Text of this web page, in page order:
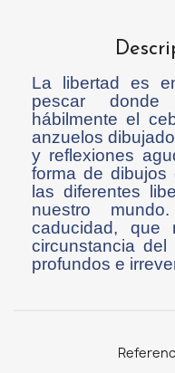
La libertad es
pescar
hábilmente el
anzuelos
y reflexiones
forma de dibujos
las diferentes
nuestro
caducidad,
circunstancia
profundos e